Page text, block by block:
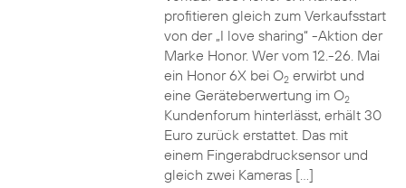
profitieren gleich zum Verkaufsstart
von der „I love sharing“ -Aktion der
Marke Honor. Wer vom 12.-26. Mai
ein Honor 6X bei O2erwirbt und
eine Geräteberwertung im O2
Kundenforum hinterlässt, erhält 30
Euro zurück erstattet. Das mit
einem Fingerabdrucksensor und
gleich zwei Kameras […]